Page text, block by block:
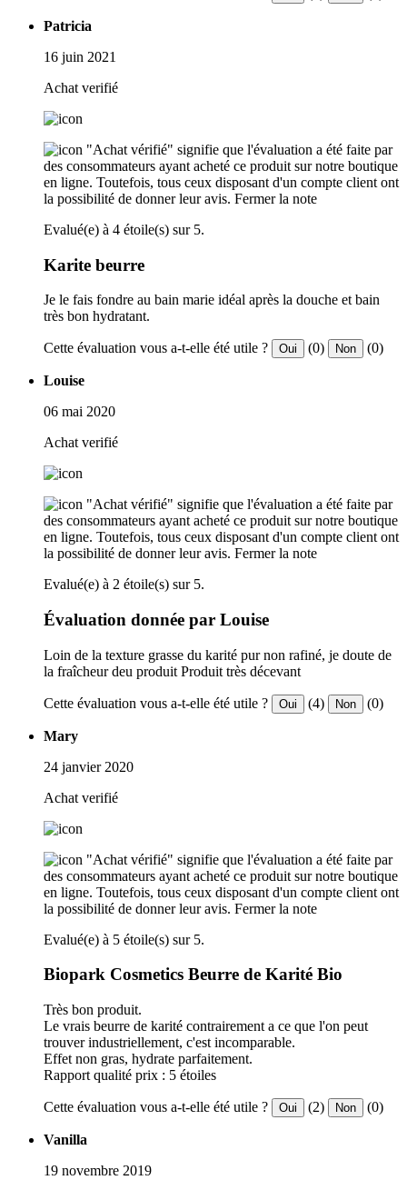
Patricia
16 juin 2021
Achat verifié
"Achat vérifié" signifie que l'évaluation a été faite par
des consommateurs ayant acheté ce produit sur notre boutique
en ligne. Toutefois, tous ceux disposant d'un compte client ont
la possibilité de donner leur avis. Fermer la note
Evalué(e) à 4 étoile(s) sur 5.
Karite beurre
Je le fais fondre au bain marie idéal après la douche et bain
très bon hydratant.
Cette évaluation vous a-t-elle été utile ? Oui (0) Non (0)
Louise
06 mai 2020
Achat verifié
"Achat vérifié" signifie que l'évaluation a été faite par
des consommateurs ayant acheté ce produit sur notre boutique
en ligne. Toutefois, tous ceux disposant d'un compte client ont
la possibilité de donner leur avis. Fermer la note
Evalué(e) à 2 étoile(s) sur 5.
Évaluation donnée par Louise
Loin de la texture grasse du karité pur non rafiné, je doute de
la fraîcheur deu produit Produit très décevant
Cette évaluation vous a-t-elle été utile ? Oui (4) Non (0)
Mary
24 janvier 2020
Achat verifié
"Achat vérifié" signifie que l'évaluation a été faite par
des consommateurs ayant acheté ce produit sur notre boutique
en ligne. Toutefois, tous ceux disposant d'un compte client ont
la possibilité de donner leur avis. Fermer la note
Evalué(e) à 5 étoile(s) sur 5.
Biopark Cosmetics Beurre de Karité Bio
Très bon produit.
Le vrais beurre de karité contrairement a ce que l'on peut
trouver industriellement, c'est incomparable.
Effet non gras, hydrate parfaitement.
Rapport qualité prix : 5 étoiles
Cette évaluation vous a-t-elle été utile ? Oui (2) Non (0)
Vanilla
19 novembre 2019